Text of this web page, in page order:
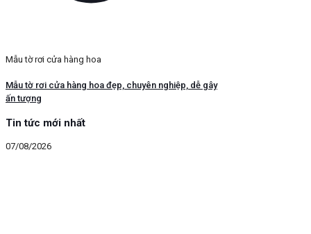
Mẫu tờ rơi cửa hàng hoa
Mẫu tờ rơi cửa hàng hoa đẹp, chuyên nghiệp, dễ gây
ấn tượng
Tin tức mới nhất
07/08/2026